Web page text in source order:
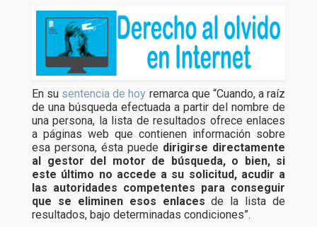
En su sentencia de hoy remarca que “Cuando, a raíz
de una búsqueda efectuada a partir del nombre de
una persona, la lista de resultados ofrece enlaces
a páginas web que contienen información sobre
esa persona, ésta puede dirigirse directamente
al gestor del motor de búsqueda, o bien, si
este último no accede a su solicitud, acudir a
las autoridades competentes para conseguir
que se eliminen esos enlaces de la lista de
resultados, bajo determinadas condiciones”.